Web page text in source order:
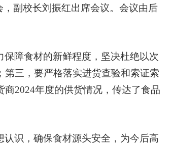
副校长刘振红出席会议。会议由后
障食材的新鲜程度，坚决杜绝以次
三，要严格落实进货查验和索证索
2024年度的供货情况，传达了食品
识，确保食材源头安全，为今后高